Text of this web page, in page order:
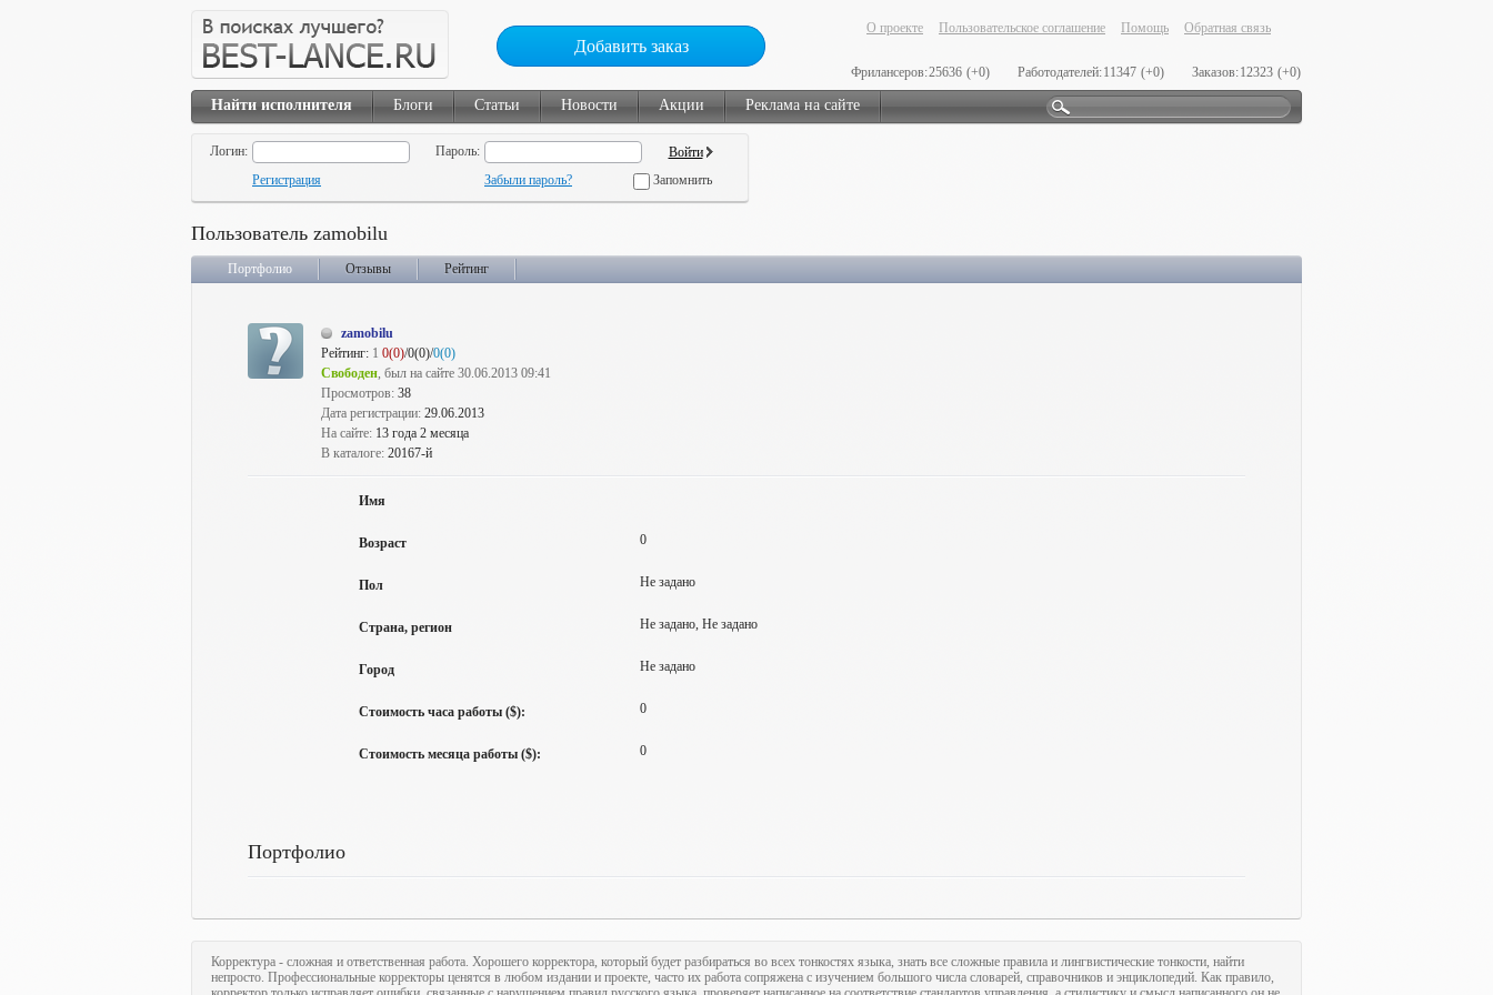
Добавить заказ
О проекте Пользовательское соглашение Помощь Обратная связь
Фрилансеров:25636 (+0) Работодателей:11347 (+0) Заказов:12323 (+0)
Найти исполнителя Блоги Статьи Новости Акции Реклама на сайте
Логин:
Пароль:
Регистрация
Забыли пароль? Запомнить
Пользователь zamobilu
Портфолио Отзывы Рейтинг
zamobilu
Рейтинг: 1 0(0)/0(0)/0(0)
Свободен, был на сайте 30.06.2013 09:41
Просмотров: 38
Дата регистрации: 29.06.2013
На сайте: 13 года 2 месяца
В каталоге: 20167-й
Имя
Возраст 0
Пол Не задано
Страна, регион Не задано, Не задано
Город Не задано
Стоимость часа работы ($): 0
Стоимость месяца работы ($): 0
Портфолио
Корректура - сложная и ответственная работа. Хорошего корректора, который будет разбираться во всех тонкостях языка, знать все сложные правила и лингвистические тонкости, найти
непросто. Профессиональные корректоры ценятся в любом издании и проекте, часто их работа сопряжена с изучением большого числа словарей, справочников и энциклопедий. Как правило,